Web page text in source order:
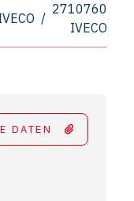
/
2710760
IVECO
DATEN